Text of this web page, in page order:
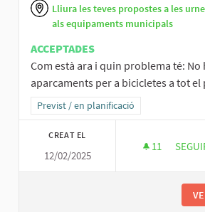
Lliura les teves propostes a les
als equipaments municipals
ACCEPTADES
Com està ara i quin problema té: No
aparcaments per a bicicletes a tot
Resultats al filtrar per la categoria:
Previst / en planificació
CREAT EL
12/02/2025
11 11